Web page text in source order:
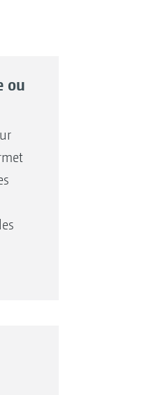
ou